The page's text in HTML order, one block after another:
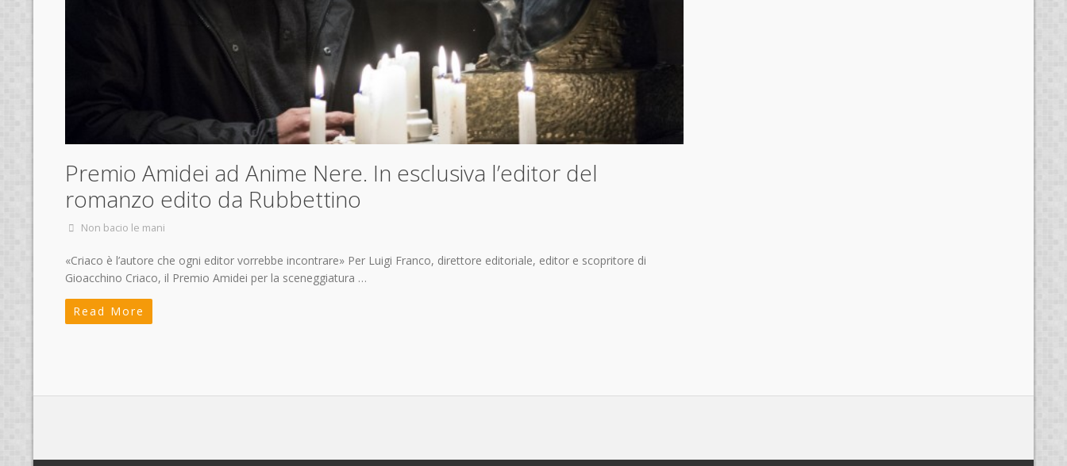
Premio Amidei ad Anime Nere. In esclusiva l’editor del
romanzo edito da Rubbettino
Non bacio le mani
«Criaco è l’autore che ogni editor vorrebbe incontrare» Per Luigi Franco, direttore editoriale, editor e scopritore di
Gioacchino Criaco, il Premio Amidei per la sceneggiatura …
Read More